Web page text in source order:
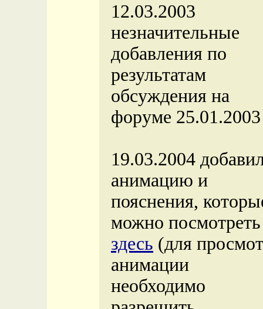
12.03.2003
незначительные
добавления по
результатам
обсуждения на
форуме 25.01.2003
19.03.2004
анимацию и
пояснения,
можно посмотреть
здесь (для
анимации
необходимо